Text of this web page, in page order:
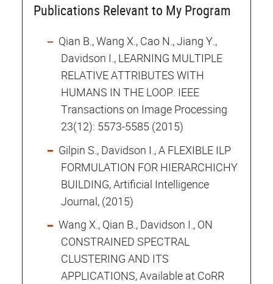
Publications Relevant to My Program
Qian B., Wang X., Cao N., Jiang Y.,
Davidson I., LEARNING MULTIPLE
RELATIVE ATTRIBUTES WITH
HUMANS IN THE LOOP. IEEE
Transactions on Image Processing
23(12): 5573-5585 (2015)
Gilpin S., Davidson I., A FLEXIBLE ILP
FORMULATION FOR HIERARCHICHY
BUILDING, Artificial Intelligence
Journal, (2015)
Wang X., Qian B., Davidson I., ON
CONSTRAINED SPECTRAL
CLUSTERING AND ITS
APPLICATIONS, Available at CoRR